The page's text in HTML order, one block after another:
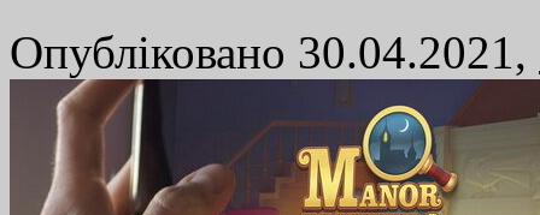
Опубліковано 30.04.2021,